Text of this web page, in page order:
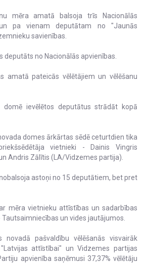
mēra amatā balsoja trīs Nacionālās
pa vienam deputātam no "Jaunās
savienības.
deputāts no Nacionālās apvienības.
amatā pateicās vēlētājiem un vēlēšanu
ievēlētos deputātus strādāt kopā
domes ārkārtas sēdē ceturtdien tika
vietnieki - Dainis Vingris
Andris Zālītis (LA/Vidzemes partija).
astoņi no 15 deputātiem, bet pret
mēra vietnieku attīstības un sadarbības
un vides jautājumos.
novadā pašvaldību vēlēšanās visvairāk
attīstībai" un Vidzemes partijas
apvienība saņēmusi 37,37% vēlētāju